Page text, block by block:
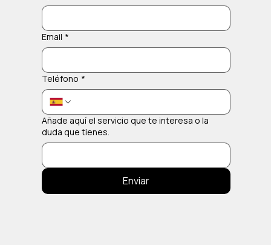
Email *
Teléfono *
Añade aquí el servicio que te interesa o la
duda que tienes.
Enviar